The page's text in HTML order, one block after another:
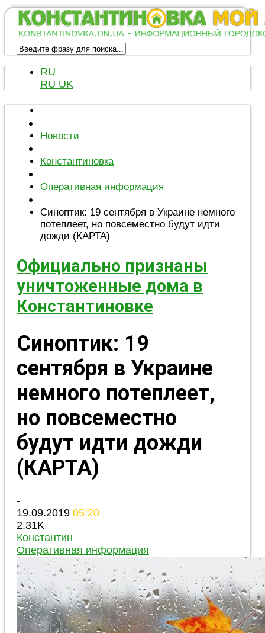
RU
RU UK
Новости
Константиновка
Оперативная информация
Синоптик: 19 сентября в Украине немного
потеплеет, но повсеместно будут идти
дожди (КАРТА)
Официально признаны
уничтоженные дома в
Константиновке
Синоптик: 19
сентября в Украине
немного потеплеет,
но повсеместно
будут идти дожди
(КАРТА)
-
19.09.2019 05:20
2.31K
Константин
Оперативная информация